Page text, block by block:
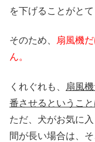
を下げることがとて
そのため、
扇風機
ん。
くれぐれも、
扇風
番させるということ
ただ、犬がお気に
間が長い場合は、